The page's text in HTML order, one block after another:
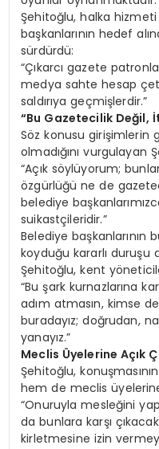
Şehitoğlu, halka
başkanlarının hedef
sürdürdü:
“Çıkarcı gazete
medya sahte hesap
saldırıya geçmişlerdir.”
“Bu Gazetecilik Değil,
Söz konusu girişimlerin
olmadığını vurgulayan
“Açık söylüyorum;
özgürlüğü ne de
belediye
suikastçileridir.”
Belediye başkanlarının
koyduğu kararlı duruşu
Şehitoğlu, kent
“Bu şark kurnazlarına
adım atmasın, kimse
buradayız; doğrudan,
yanayız.”
Meclis Üyelerine Açık
Şehitoğlu,
hem de meclis
“Onuruyla mesleğini
da bunlara karşı
kirletmesine izin